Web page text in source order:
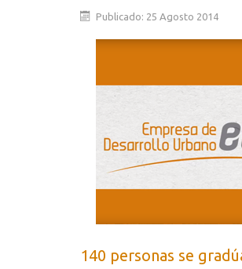
Publicado: 25 Agosto 2014
140 personas se